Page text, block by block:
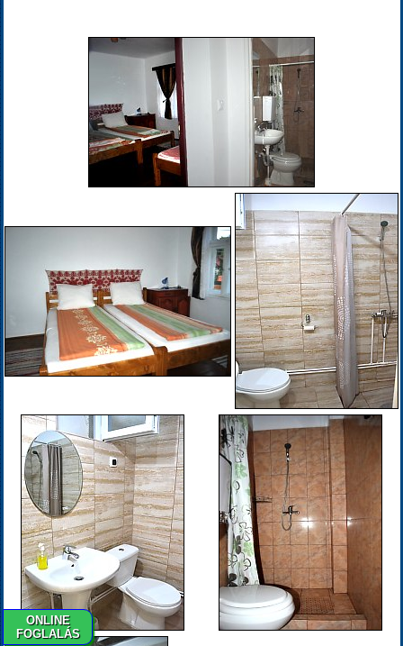
ONLINE
FOGLALÁS